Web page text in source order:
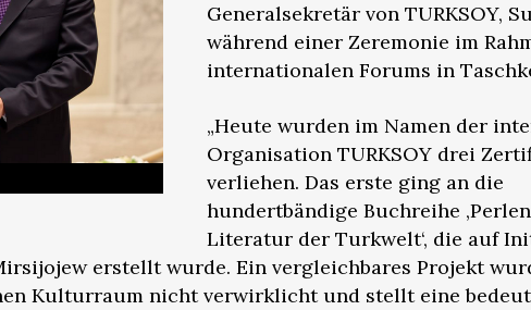
Generalsekretär von TURKSOY,
während einer Zeremonie im
internationalen Forums in
„Heute wurden im Namen der
Organisation TURKSOY drei
verliehen. Das erste ging an die
hundertbändige Buchreihe
Literatur der Turkwelt‘, die auf
erstellt wurde. Ein vergleichbares Projekt
Kulturraum nicht verwirklicht und stellt eine